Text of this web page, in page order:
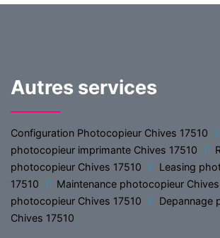
Autres services
Configuration Photocopieur Chives 17510
photocopieur imprimante Chives 17510
photocopieur Chives 17510
Leasing
17510
Maintenance photocopieur Chives
photocopieur Chives 17510
Depannage
Chives 17510